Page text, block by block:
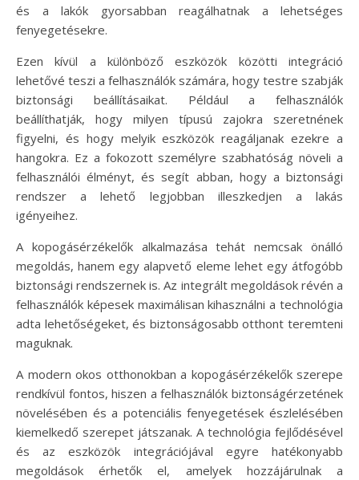
és a lakók gyorsabban reagálhatnak a lehetséges
fenyegetésekre.
Ezen kívül a különböző eszközök közötti integráció
lehetővé teszi a felhasználók számára, hogy testre szabják
biztonsági beállításaikat. Például a felhasználók
beállíthatják, hogy milyen típusú zajokra szeretnének
figyelni, és hogy melyik eszközök reagáljanak ezekre a
hangokra. Ez a fokozott személyre szabhatóság növeli a
felhasználói élményt, és segít abban, hogy a biztonsági
rendszer a lehető legjobban illeszkedjen a lakás
igényeihez.
A kopogásérzékelők alkalmazása tehát nemcsak önálló
megoldás, hanem egy alapvető eleme lehet egy átfogóbb
biztonsági rendszernek is. Az integrált megoldások révén a
felhasználók képesek maximálisan kihasználni a technológia
adta lehetőségeket, és biztonságosabb otthont teremteni
maguknak.
A modern okos otthonokban a kopogásérzékelők szerepe
rendkívül fontos, hiszen a felhasználók biztonságérzetének
növelésében és a potenciális fenyegetések észlelésében
kiemelkedő szerepet játszanak. A technológia fejlődésével
és az eszközök integrációjával egyre hatékonyabb
megoldások érhetők el, amelyek hozzájárulnak a